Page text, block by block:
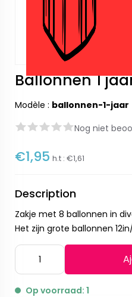
Ballonnen 1
Modèle : ballonnen-1-jaar
Nog niet
€1,95 h.t : €1,61
Description
Zakje met 8 ballonnen in
Het zijn grote ballonnen
Op voorraad: 1